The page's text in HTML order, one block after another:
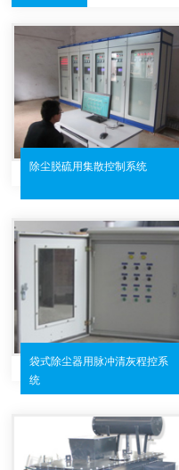
除尘脱硫用集散控制系统
袋式除尘器用脉冲清灰程控系
统